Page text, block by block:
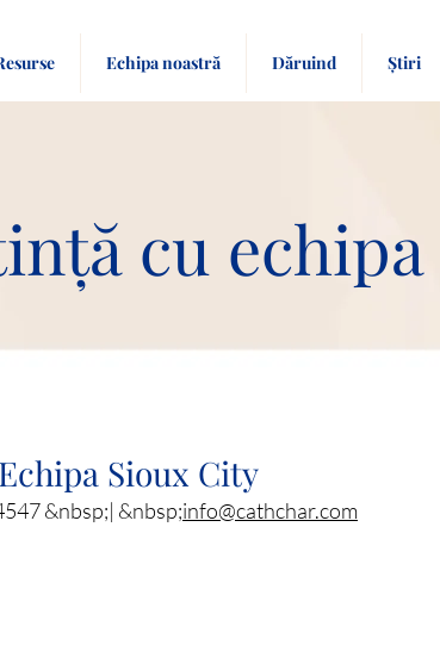
Echipa noastră Dăruind Știri
cu
Echipa Sioux City
&nbsp;| &nbsp;info@cathchar.com